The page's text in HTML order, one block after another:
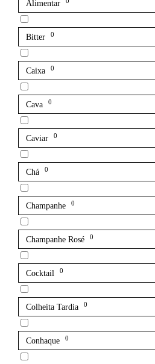
Alimentar
Bitter 0
Caixa 0
Cava 0
Caviar 0
Chá 0
Champanhe 0
Champanhe Rosé 0
Cocktail 0
Colheita Tardia 0
Conhaque 0